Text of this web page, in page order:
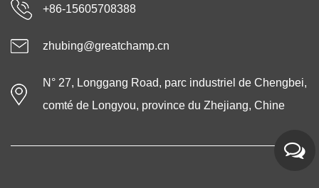
+86-15605708388
zhubing@greatchamp.cn
N° 27, Longgang Road, parc industriel de Chengbei,
comté de Longyou, province du Zhejiang, Chine